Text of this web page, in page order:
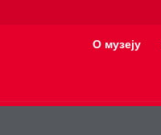
О музеју